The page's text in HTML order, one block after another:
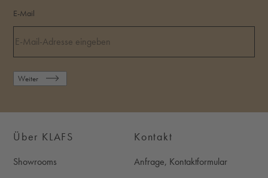
E-Mail
Weiter
Über KLAFS
Showrooms
Kontakt
Anfrage, Kontaktformular